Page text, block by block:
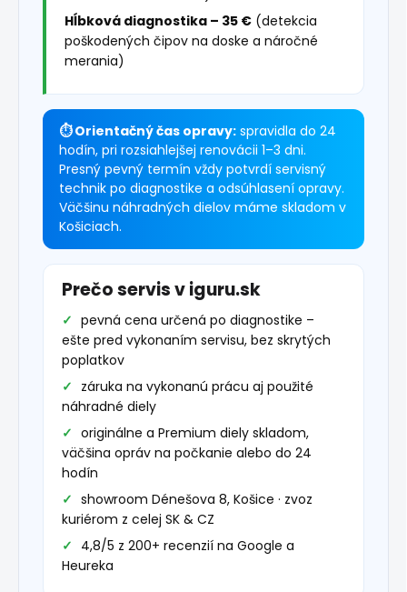
Hĺbková diagnostika – 35 € (detekcia
poškodených čipov na doske a náročné
merania)
⏱ Orientačný čas opravy: spravidla do 24
hodín, pri rozsiahlejšej renovácii 1–3 dni.
Presný pevný termín vždy potvrdí servisný
technik po diagnostike a odsúhlasení opravy.
Väčšinu náhradných dielov máme skladom v
Košiciach.
Prečo servis v iguru.sk
pevná cena určená po diagnostike –
ešte pred vykonaním servisu, bez skrytých
poplatkov
záruka na vykonanú prácu aj použité
náhradné diely
originálne a Premium diely skladom,
väčšina opráv na počkanie alebo do 24
hodín
showroom Dénešova 8, Košice · zvoz
kuriérom z celej SK & CZ
4,8/5 z 200+ recenzií na Google a
Heureka